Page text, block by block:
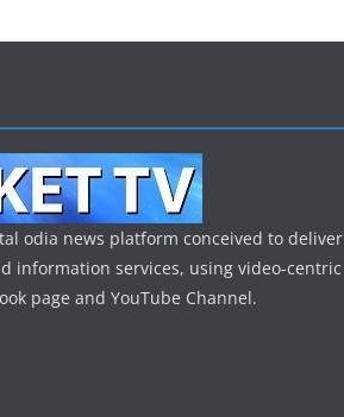
odia news platform conceived to deliver
information services, using video-centric
page and YouTube Channel.